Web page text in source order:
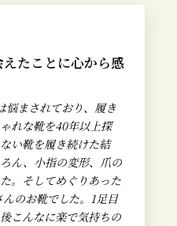
たことに心から感
悩まされており、履き
れな靴を40年以上探
い靴を履き続けた結
ん、小指の変形、爪の
。そしてめぐりあった
のお靴でした。1足目
こんなに楽で気持ちの